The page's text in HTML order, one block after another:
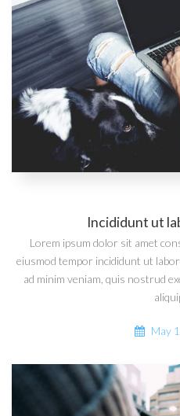
Incididunt ut
Lorem ipsum dolor sit amet
eiusmod tempor incididunt ut
ad minim veniam, quis nostrud
May